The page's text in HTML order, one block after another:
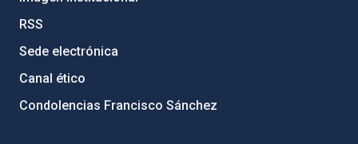
RSS
Sede electrónica
Canal ético
Condolencias Francisco Sánchez